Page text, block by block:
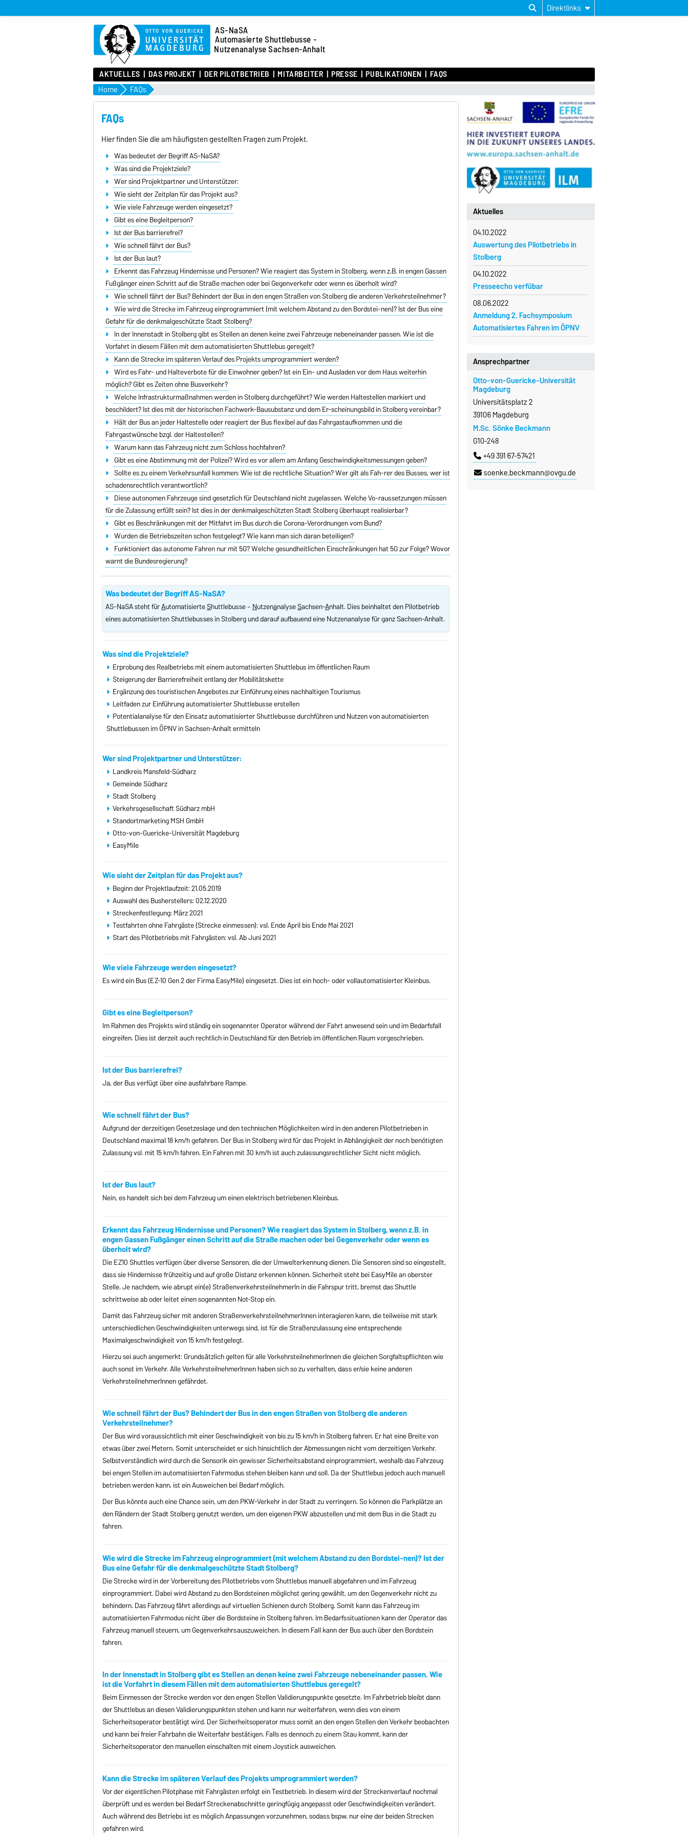
Direktlinks
AS-NaSA
Automasierte Shuttlebusse -
Nutzenanalyse Sachsen-Anhalt
AKTUELLES DAS PROJEKT DER PILOTBETRIEB MITARBEITER PRESSE PUBLIKATIONEN FAQS
Home FAQs
FAQs
Hier finden Sie die am häufigsten gestellten Fragen zum Projekt.
Was bedeutet der Begriff AS-NaSA?
Was sind die Projektziele?
Wer sind Projektpartner und Unterstützer:
Wie sieht der Zeitplan für das Projekt aus?
Wie viele Fahrzeuge werden eingesetzt?
Gibt es eine Begleitperson?
Ist der Bus barrierefrei?
Wie schnell fährt der Bus?
Ist der Bus laut?
Erkennt das Fahrzeug Hindernisse und Personen? Wie reagiert das System in Stolberg, wenn z.B. in engen Gassen
Fußgänger einen Schritt auf die Straße machen oder bei Gegenverkehr oder wenn es überholt wird?
Wie schnell fährt der Bus? Behindert der Bus in den engen Straßen von Stolberg die anderen Verkehrsteilnehmer?
Wie wird die Strecke im Fahrzeug einprogrammiert (mit welchem Abstand zu den Bordstei-nen)? Ist der Bus eine
Gefahr für die denkmalgeschützte Stadt Stolberg?
In der Innenstadt in Stolberg gibt es Stellen an denen keine zwei Fahrzeuge nebeneinander passen. Wie ist die
Vorfahrt in diesem Fällen mit dem automatisierten Shuttlebus geregelt?
Kann die Strecke im späteren Verlauf des Projekts umprogrammiert werden?
Wird es Fahr- und Halteverbote für die Einwohner geben? Ist ein Ein- und Ausladen vor dem Haus weiterhin
möglich? Gibt es Zeiten ohne Busverkehr?
Welche Infrastrukturmaßnahmen werden in Stolberg durchgeführt? Wie werden Haltestellen markiert und
beschildert? Ist dies mit der historischen Fachwerk-Bausubstanz und dem Er-scheinungsbild in Stolberg vereinbar?
Hält der Bus an jeder Haltestelle oder reagiert der Bus flexibel auf das Fahrgastaufkommen und die
Fahrgastwünsche bzgl. der Haltestellen?
Warum kann das Fahrzeug nicht zum Schloss hochfahren?
Gibt es eine Abstimmung mit der Polizei? Wird es vor allem am Anfang Geschwindigkeitsmessungen geben?
Sollte es zu einem Verkehrsunfall kommen: Wie ist die rechtliche Situation? Wer gilt als Fah-rer des Busses, wer ist
schadensrechtlich verantwortlich?
Diese autonomen Fahrzeuge sind gesetzlich für Deutschland nicht zugelassen. Welche Vo-raussetzungen müssen
für die Zulassung erfüllt sein? Ist dies in der denkmalgeschützten Stadt Stolberg überhaupt realisierbar?
Gibt es Beschränkungen mit der Mitfahrt im Bus durch die Corona-Verordnungen vom Bund?
Wurden die Betriebszeiten schon festgelegt? Wie kann man sich daran beteiligen?
Funktioniert das autonome Fahren nur mit 5G? Welche gesundheitlichen Einschränkungen hat 5G zur Folge? Wovor
warnt die Bundesregierung?
Was bedeutet der Begriff AS-NaSA?
AS-NaSA steht fürAutomatisierteShuttlebusse – NutzenanalyseSachsen-Anhalt. Dies beinhaltet den Pilotbetrieb
eines automatisierten Shuttlebusses in Stolberg und darauf aufbauend eine Nutzenanalyse für ganz Sachsen-Anhalt.
Was sind die Projektziele?
Erprobung des Realbetriebs mit einem automatisierten Shuttlebus im öffentlichen Raum
Steigerung der Barrierefreiheit entlang der Mobilitätskette
Ergänzung des touristischen Angebotes zur Einführung eines nachhaltigen Tourismus
Leitfaden zur Einführung automatisierter Shuttlebusse erstellen
Potentialanalyse für den Einsatz automatisierter Shuttlebusse durchführen und Nutzen von automatisierten
Shuttlebussen im ÖPNV in Sachsen-Anhalt ermitteln
Wer sind Projektpartner und Unterstützer:
Landkreis Mansfeld-Südharz
Gemeinde Südharz
Stadt Stolberg
Verkehrsgesellschaft Südharz mbH
Standortmarketing MSH GmbH
Otto-von-Guericke-Universität Magdeburg
EasyMile
Wie sieht der Zeitplan für das Projekt aus?
Beginn der Projektlaufzeit: 21.05.2019
Auswahl des Busherstellers: 02.12.2020
Streckenfestlegung: März 2021
Testfahrten ohne Fahrgäste (Strecke einmessen): vsl. Ende April bis Ende Mai 2021
Start des Pilotbetriebs mit Fahrgästen: vsl. Ab Juni 2021
Wie viele Fahrzeuge werden eingesetzt?
Es wird ein Bus (EZ-10 Gen 2 der Firma EasyMile) eingesetzt. Dies ist ein hoch- oder vollautomatisierter Kleinbus.
Gibt es eine Begleitperson?
Im Rahmen des Projekts wird ständig ein sogenannter Operator während der Fahrt anwesend sein und im Bedarfsfall
eingreifen. Dies ist derzeit auch rechtlich in Deutschland für den Betrieb im öffentlichen Raum vorgeschrieben.
Ist der Bus barrierefrei?
Ja, der Bus verfügt über eine ausfahrbare Rampe.
Wie schnell fährt der Bus?
Aufgrund der derzeitigen Gesetzeslage und den technischen Möglichkeiten wird in den anderen Pilotbetrieben in
Deutschland maximal 18 km/h gefahren. Der Bus in Stolberg wird für das Projekt in Abhängigkeit der noch benötigten
Zulassung vsl. mit 15 km/h fahren. Ein Fahren mit 30 km/h ist auch zulassungsrechtlicher Sicht nicht möglich.
Ist der Bus laut?
Nein, es handelt sich bei dem Fahrzeug um einen elektrisch betriebenen Kleinbus.
Erkennt das Fahrzeug Hindernisse und Personen? Wie reagiert das System in Stolberg, wenn z.B. in
engen Gassen Fußgänger einen Schritt auf die Straße machen oder bei Gegenverkehr oder wenn es
überholt wird?
Die EZ10 Shuttles verfügen über diverse Sensoren, die der Umwelterkennung dienen. Die Sensoren sind so eingestellt,
dass sie Hindernisse frühzeitig und auf große Distanz erkennen können. Sicherheit steht bei EasyMile an oberster
Stelle. Je nachdem, wie abrupt ein(e) StraßenverkehrsteilnehmerIn in die Fahrspur tritt, bremst das Shuttle
schrittweise ab oder leitet einen sogenannten Not-Stop ein.
Damit das Fahrzeug sicher mit anderen StraßenverkehrsteilnehmerInnen interagieren kann, die teilweise mit stark
unterschiedlichen Geschwindigkeiten unterwegs sind, ist für die Straßenzulassung eine entsprechende
Maximalgeschwindigkeit von 15 km/h festgelegt.
Hierzu sei auch angemerkt: Grundsätzlich gelten für alle VerkehrsteilnehmerInnen die gleichen Sorgfaltspflichten wie
auch sonst im Verkehr. Alle VerkehrsteilnehmerInnen haben sich so zu verhalten, dass er/sie keine anderen
VerkehrsteilnehmerInnen gefährdet.
Wie schnell fährt der Bus? Behindert der Bus in den engen Straßen von Stolberg die anderen
Verkehrsteilnehmer?
Der Bus wird voraussichtlich mit einer Geschwindigkeit von bis zu 15 km/h in Stolberg fahren. Er hat eine Breite von
etwas über zwei Metern. Somit unterscheidet er sich hinsichtlich der Abmessungen nicht vom derzeitigen Verkehr.
Selbstverständlich wird durch die Sensorik ein gewisser Sicherheitsabstand einprogrammiert, weshalb das Fahrzeug
bei engen Stellen im automatisierten Fahrmodus stehen bleiben kann und soll. Da der Shuttlebus jedoch auch manuell
betrieben werden kann, ist ein Ausweichen bei Bedarf möglich.
Der Bus könnte auch eine Chance sein, um den PKW-Verkehr in der Stadt zu verringern. So können die Parkplätze an
den Rändern der Stadt Stolberg genutzt werden, um den eigenen PKW abzustellen und mit dem Bus in die Stadt zu
fahren.
Wie wird die Strecke im Fahrzeug einprogrammiert (mit welchem Abstand zu den Bordstei-nen)? Ist der
Bus eine Gefahr für die denkmalgeschützte Stadt Stolberg?
Die Strecke wird in der Vorbereitung des Pilotbetriebs vom Shuttlebus manuell abgefahren und im Fahrzeug
einprogrammiert. Dabei wird Abstand zu den Bordsteinen möglichst gering gewählt, um den Gegenverkehr nicht zu
behindern. Das Fahrzeug fährt allerdings auf virtuellen Schienen durch Stolberg. Somit kann das Fahrzeug im
automatisierten Fahrmodus nicht über die Bordsteine in Stolberg fahren. Im Bedarfssituationen kann der Operator das
Fahrzeug manuell steuern, um Gegenverkehrsauszuweichen. In diesem Fall kann der Bus auch über den Bordstein
fahren.
In der Innenstadt in Stolberg gibt es Stellen an denen keine zwei Fahrzeuge nebeneinander passen. Wie
ist die Vorfahrt in diesem Fällen mit dem automatisierten Shuttlebus geregelt?
Beim Einmessen der Strecke werden vor den engen Stellen Validierungspunkte gesetzte. Im Fahrbetrieb bleibt dann
der Shuttlebus an diesen Validierungspunkten stehen und kann nur weiterfahren, wenn dies von einem
Sicherheitsoperator bestätigt wird. Der Sicherheitsoperator muss somit an den engen Stellen den Verkehr beobachten
und kann bei freier Fahrbahn die Weiterfahr bestätigen. Falls es dennoch zu einem Stau kommt, kann der
Sicherheitsoperator den manuellen einschalten mit einem Joystick ausweichen.
Kann die Strecke im späteren Verlauf des Projekts umprogrammiert werden?
Vor der eigentlichen Pilotphase mit Fahrgästen erfolgt ein Testbetrieb. In diesem wird der Streckenverlauf nochmal
überprüft und es werden bei Bedarf Streckenabschnitte geringfügig angepasst oder Geschwindigkeiten verändert.
Auch während des Betriebs ist es möglich Anpassungen vorzunehmen, sodass bspw. nur eine der beiden Strecken
gefahren wird.
Ansprechpartner
Otto-von-Guericke-Universität
Magdeburg
Universitätsplatz 2
39106 Magdeburg
M.Sc. Sönke Beckmann
G10-248
+49 391 67-57421
soenke.beckmann@ovgu.de
Aktuelles
04.10.2022
Auswertung des Pilotbetriebs in
Stolberg
04.10.2022
Presseecho verfübar
08.06.2022
Anmeldung 2. Fachsymposium
Automatisiertes Fahren im ÖPNV